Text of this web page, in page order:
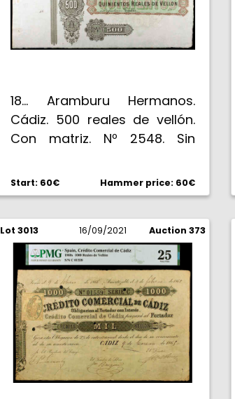
18... Aramburu Hermanos.
Cádiz. 500 reales de vellón.
Con matriz. Nº 2548. Sin
Start: 60€ Hammer price: 60€
Lot 3013 16/09/2021 Auction 373